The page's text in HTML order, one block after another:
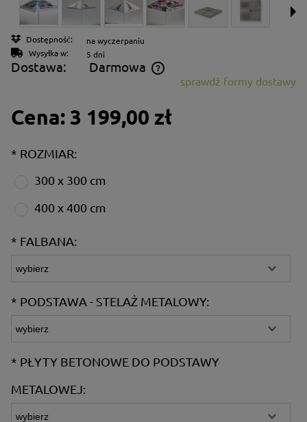
Dostępność:
na wyczerpaniu
Wysyłka w:
5 dni
Dostawa: Darmowa
Cena nie zawiera ewentualnych kosztów płatnościsprawdź formy dostawy
Cena: 3 199,00 zł
* ROZMIAR:
300 x 300 cm
400 x 400 cm
* FALBANA:
* PODSTAWA - STELAŻ METALOWY:
* PŁYTY BETONOWE DO PODSTAWY
METALOWEJ: